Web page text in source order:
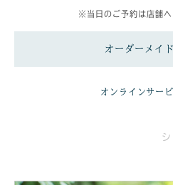
※当日のご予約は店舗へ
オーダーメイ
オンラインサー